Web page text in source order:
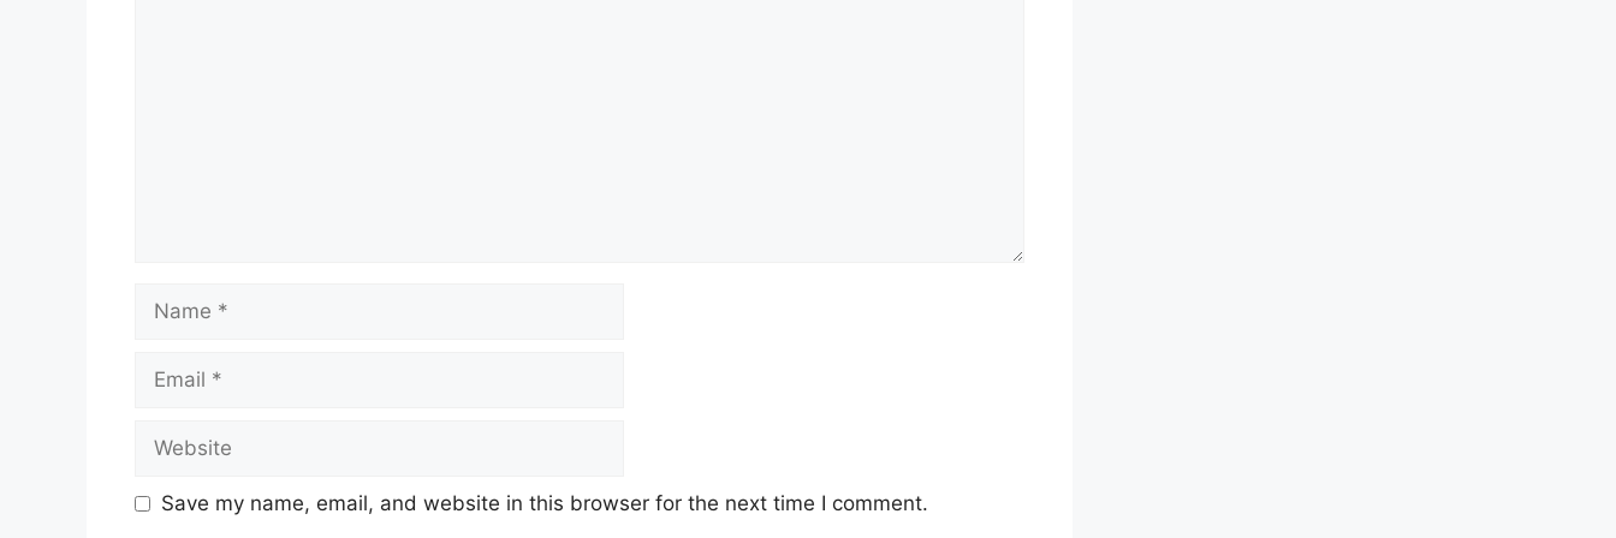
Save my name, email, and website in this browser for the next time I comment.